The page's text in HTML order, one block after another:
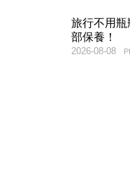
旅行不用
部保養！
2026-08-08